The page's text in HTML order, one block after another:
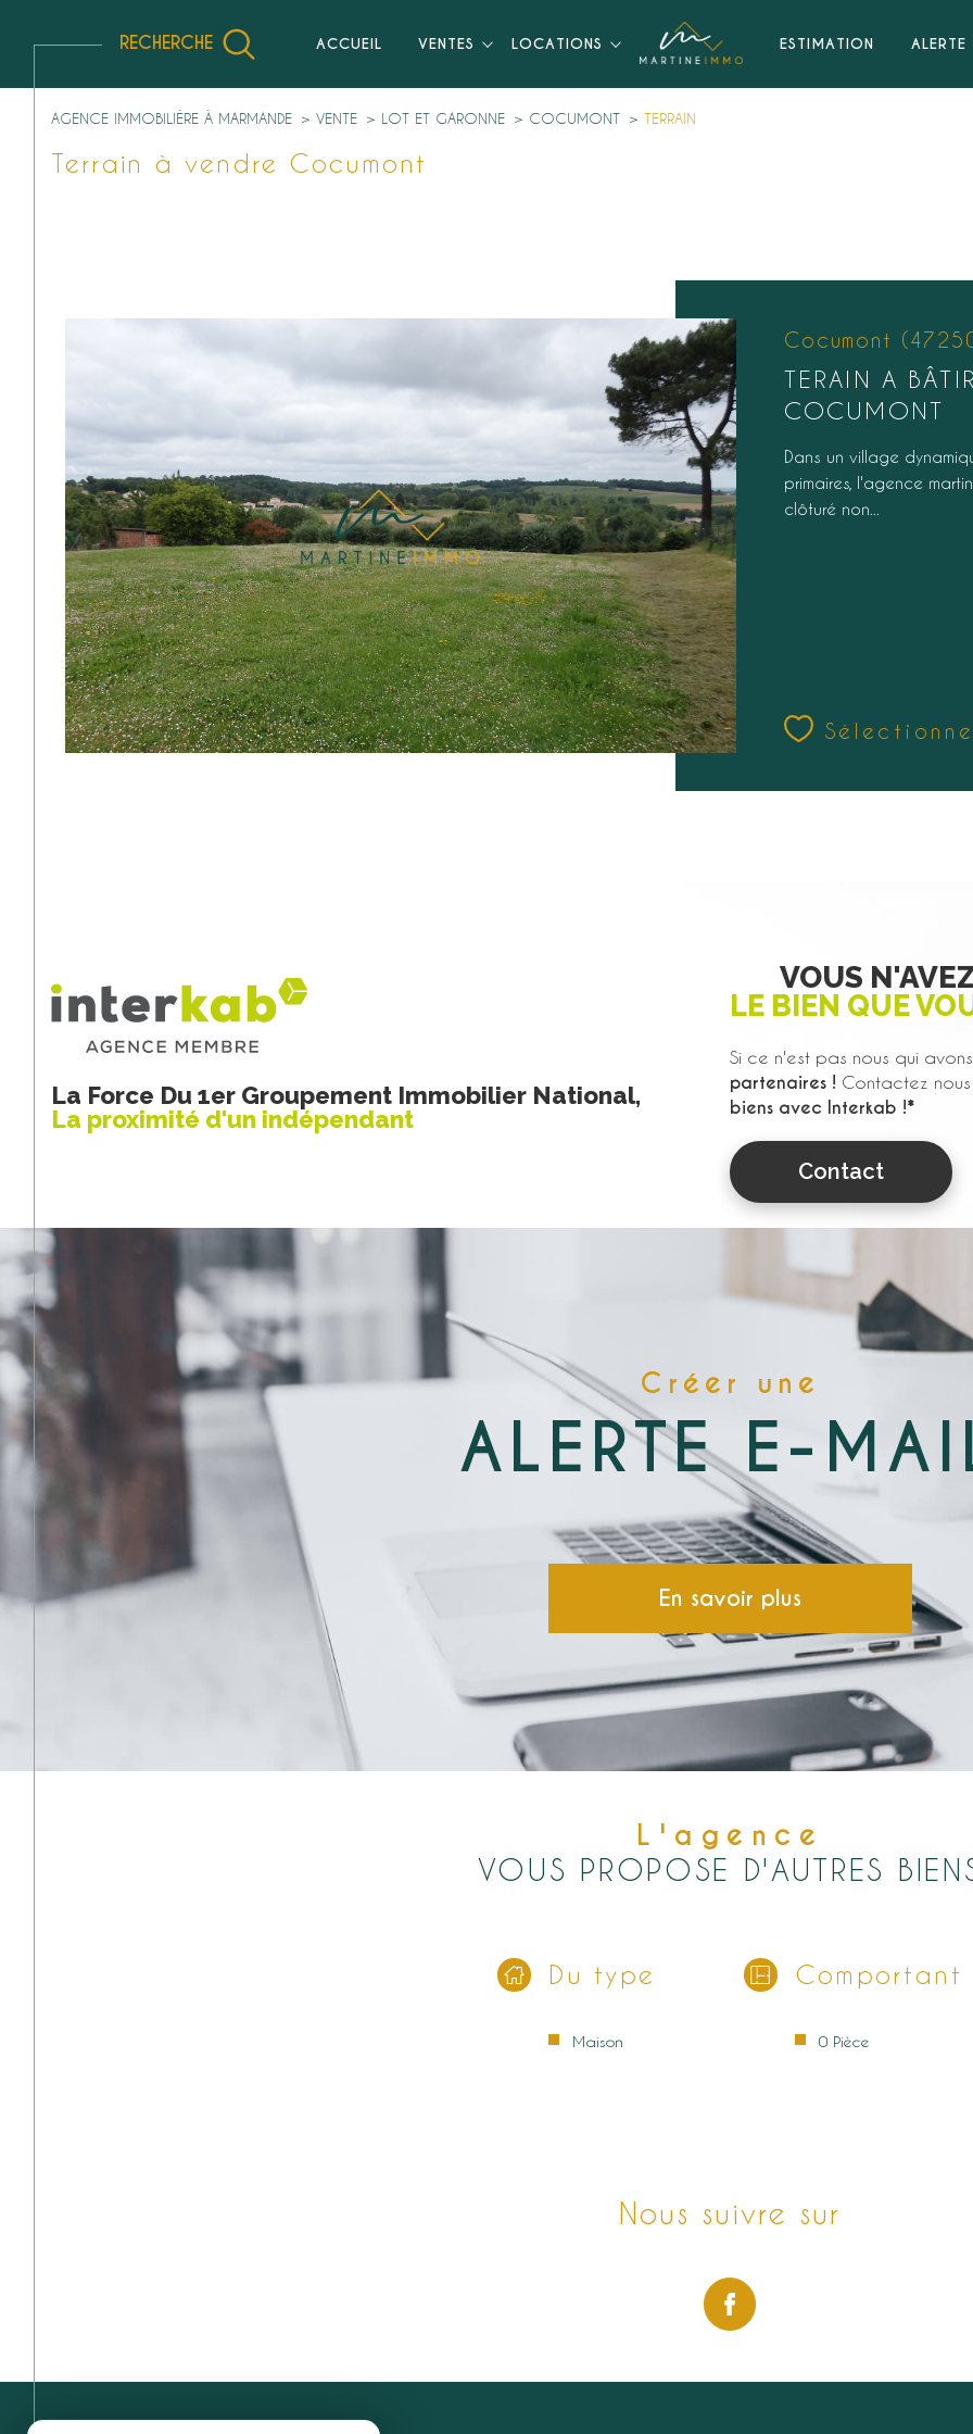
ACCUEIL VENTES
Vente Immobilier Professionnel
LOCATIONS
Location Professionnelle
ESTIMATION
RECHERCHE
AGENCE IMMOBILIÈRE À MARMANDE VENTE LOT ET GARONNE COCUMONT TERRAIN
Terrain à vendre Cocumont
Cocumont
TERAIN A
COCUMONT
Dans un village
primaires, l'agence
clôturé non...
La Force Du 1er Groupement Immobilier National,
La proximité d'un indépendant
VOUS
LE BIEN QUE
Si ce n'est pas nous qui
partenaires ! Contactez
biens avec Interkab !*
Contact
Créer une
ALERTE E-
En savoir plus
L'agence
VOUS PROPOSE D'AUTRES
Du type
Maison
Comportant
0 Pièce
Nous suivre sur